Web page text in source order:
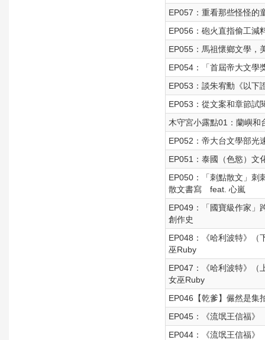
EP057：重看那些怪怪的
EP056：砲火直指偷工減
EP055：馬祖懷鄉文學，
EP054：「首屆帝大文
EP053：談朱宥勳《以下
EP053：從文案和章節試
木守宮小露點01：蘭嶼和
EP052：帝大台文學部光
EP051：泰國（色慾）
EP050：「刺點散文」刺
散文書寫 feat. 心嵐
EP049：「國寶級作家」
創作史
EP048：《哈利波特》
巫Ruby
EP047：《哈利波特》
女巫Ruby
EP046【乾爹】儼然是集
EP045：《流氓王信福
EP044：《流氓王信福